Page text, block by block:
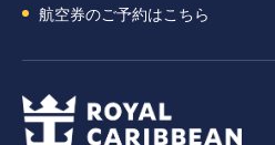
航空券のご予約はこちら